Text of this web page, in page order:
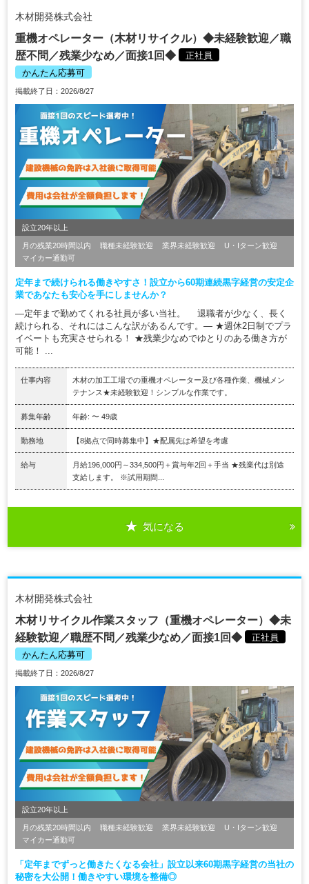
木材開発株式会社
重機オペレーター（木材リサイクル）◆未経験歓迎／職
歴不問／残業少なめ／面接1回◆
正社員
かんたん応募可
掲載終了日：2026/8/27
設立20年以上
月の残業20時間以内 職種未経験歓迎 業界未経験歓迎
U・Iターン歓迎
マイカー通勤可
定年まで続けられる働きやすさ！設立から60期連続黒字経営の安定企
業であなたも安心を手にしませんか？
―定年まで勤めてくれる社員が多い当社。 退職者が少なく、長く
続けられる、それにはこんな訳があるんです。― ★週休2日制でプラ
イベートも充実させられる！ ★残業少なめでゆとりのある働き方が
可能！ ...
仕事内容
木材の加工工場での重機オペレーター及び各種作業、機械メン
テナンス★未経験歓迎！シンプルな作業です。
募集年齢 年齢: 〜 49歳
勤務地 【8拠点で同時募集中】★配属先は希望を考慮
給与
月給196,000円～334,500円＋賞与年2回＋手当 ★残業代は別途
支給します。 ※試用期間...
気になる
木材開発株式会社
木材リサイクル作業スタッフ（重機オペレーター）◆未
経験歓迎／職歴不問／残業少なめ／面接1回◆
正社員
かんたん応募可
掲載終了日：2026/8/27
設立20年以上
月の残業20時間以内 職種未経験歓迎 業界未経験歓迎
U・Iターン歓迎
マイカー通勤可
「定年までずっと働きたくなる会社」設立以来60期黒字経営の当社の
秘密を大公開！働きやすい環境を整備◎